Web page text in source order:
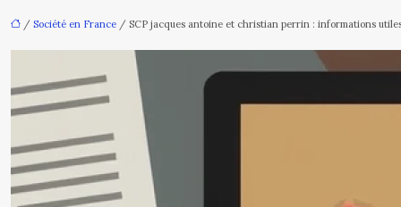
/ Société en France / SCP jacques antoine et christian perrin : informations